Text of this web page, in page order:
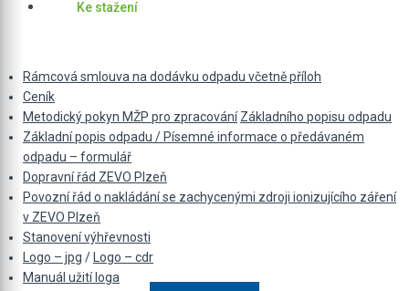
Ke stažení
Rámcová smlouva na dodávku odpadu včetně příloh
Ceník
Metodický pokyn MŽP pro zpracování Základního popisu odpadu
Základní popis odpadu / Písemné informace o předávaném
odpadu – formulář
Dopravní řád ZEVO Plzeň
Povozní řád o nakládání se zachycenými zdroji ionizujícího záření
v ZEVO Plzeň
Stanovení výhřevnosti
Logo – jpg / Logo – cdr
Manuál užití loga